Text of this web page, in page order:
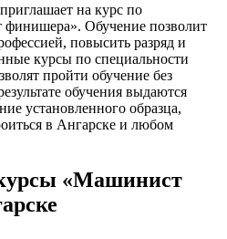
на курс по
Обучение позволит
повысить разряд и
курсы по специальности
пройти обучение без
обучения выдаются
установленного образца,
в Ангарске и любом
«Машинист